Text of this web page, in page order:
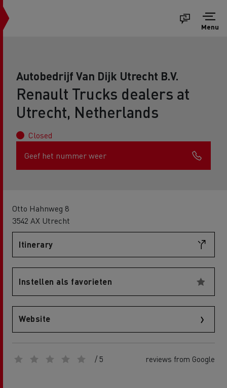
Menu
Autobedrijf Van Dijk Utrecht B.V.
Renault Trucks dealers at
Utrecht, Netherlands
Closed
Geef het nummer weer
Otto Hahnweg 8
3542 AX Utrecht
Itinerary
Instellen als favorieten
Website
/ 5 reviews from Google